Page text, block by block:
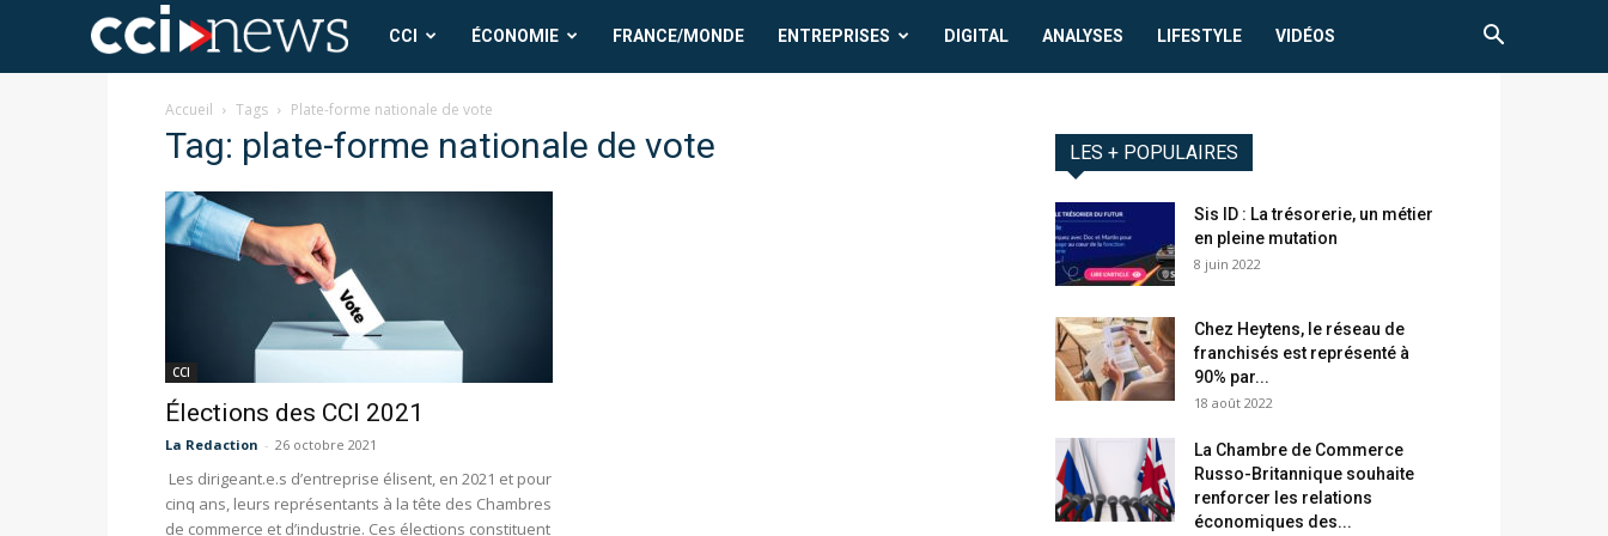
CCI
News
CCI ÉCONOMIE FRANCE/MONDE ENTREPRISES DIGITAL ANALYSES LIFESTYLE VIDÉOS
Accueil Tags Plate-forme nationale de vote
Tag: plate-forme nationale de vote
CCI
Élections des CCI 2021
La Redaction - 26 octobre 2021
Les dirigeant.e.s d’entreprise élisent, en 2021 et pour
cinq ans, leurs représentants à la tête des Chambres
de commerce et d’industrie. Ces élections constituent
LES + POPULAIRES
Sis ID : La trésorerie, un métier
en pleine mutation
8 juin 2022
Chez Heytens, le réseau de
franchisés est représenté à
90% par...
18 août 2022
La Chambre de Commerce
Russo-Britannique souhaite
renforcer les relations
économiques des...